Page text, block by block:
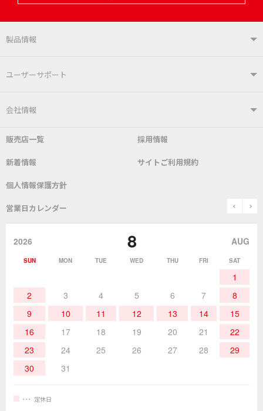
製品情報
製品情報TOP
はんだ付けシステム
こて先 自動はんだ送り装置
表面実装/SMT関連
作業環境／材料
ユーザーサポート
ユーザーサポートTOP
よくあるご質問 デモ機貸し出しサービス
SDS(MSDS)製品
取扱説明書
該非説明発行の申込み
会社情報
会社概要 社長あいさつ
グットのあゆみ
販売店一覧 採用情報
新着情報 サイトご利用規約
個人情報保護方針
営業日カレンダー prev
2026 8 AUG
SUN MON TUE WED THU FRI SAT
1
2
3 4 5 6 7
8
9
10 11 12 13 14
15
16
17 18 19 20 21
22
23
24 25 26 27 28
29
30
31
定休日